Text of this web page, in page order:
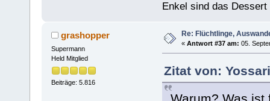
Enkel sind das Dessert
grashopper
Supermann
Held Mitglied
Beiträge: 5.816
Re: Flüchtlinge,
« Antwort #37 am: 05.
Zitat von: